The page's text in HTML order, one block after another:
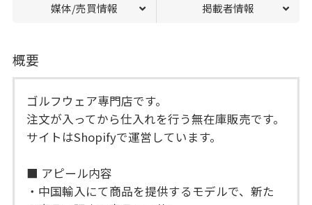
媒体/売買情報 掲載者情報
概要
ゴルフウェア専門店です。
注文が入ってから仕入れを行う無在庫販売です。
サイトはShopifyで運営しています。
■ アピール内容
・中国輸入にて商品を提供するモデルで、新た